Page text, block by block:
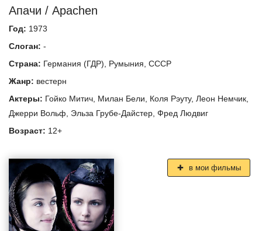
Апачи / Apachen
Год: 1973
Слоган: -
Страна: Германия (ГДР) Румыния СССР
Жанр: вестерн
Актеры: Гойко Митич Милан Бели Коля Рэуту, Леон Немчик
Джерри Вольф
Эльза Грубе-Дайстер Фред Людвиг
Возраст: 12+
в мои фильмы